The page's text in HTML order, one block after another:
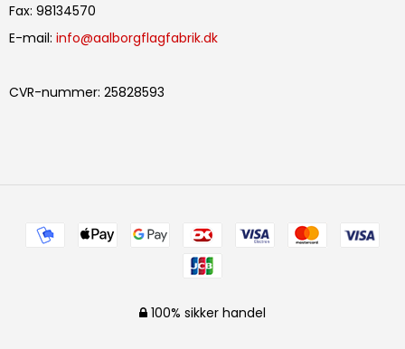
Fax: 98134570
E-mail: info@aalborgflagfabrik.dk
CVR-nummer: 25828593
100% sikker handel